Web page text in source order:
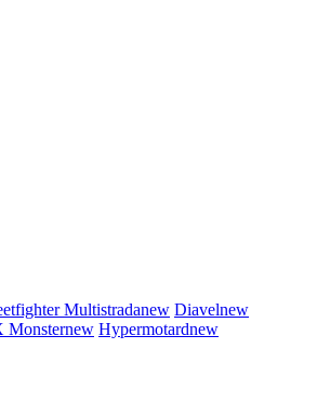
Multistradanew Diavelnew
Monsternew Hypermotardnew